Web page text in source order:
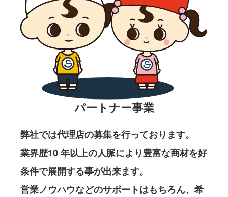
パートナー事業
弊社では代理店の募集を行っております。
業界歴10 年以上の人脈により豊富な商材を好
条件で展開する事が出来ます。
営業ノウハウなどのサポートはもちろん、希